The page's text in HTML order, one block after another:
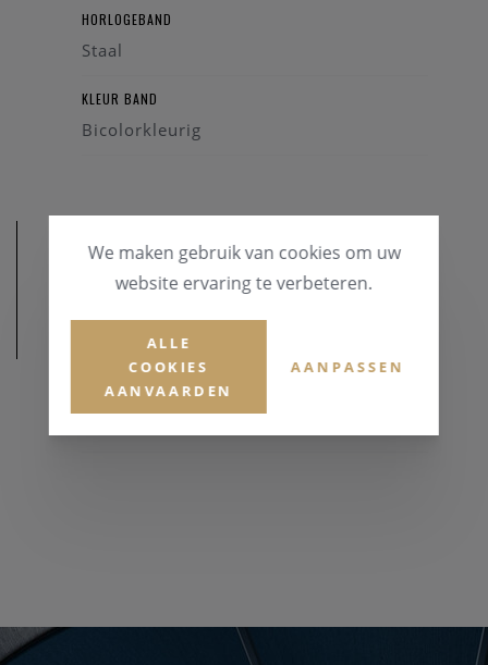
HORLOGEBAND
Staal
KLEUR BAND
Bicolorkleurig
AFMETINGEN
KASTDIAMETER
We maken gebruik van cookies om uw
website ervaring te verbeteren.
ALLE
COOKIES
AANVAARDEN
AANPASSEN